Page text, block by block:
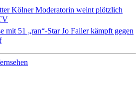
Kölner Moderatorin weint plötzlich
mit 51 „ran“-Star Jo Failer kämpft gegen